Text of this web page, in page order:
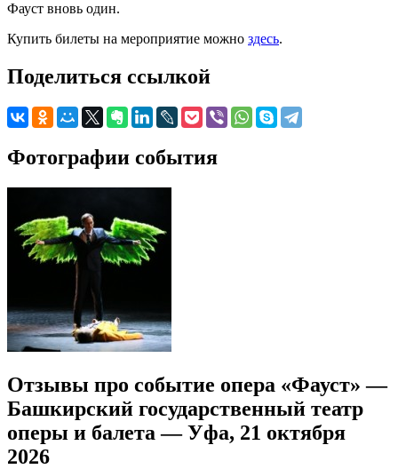
Фауст вновь один.
Купить билеты на мероприятие можно здесь.
Поделиться ссылкой
Фотографии события
Отзывы про событие опера «Фауст» —
Башкирский государственный театр
оперы и балета — Уфа, 21 октября
2026